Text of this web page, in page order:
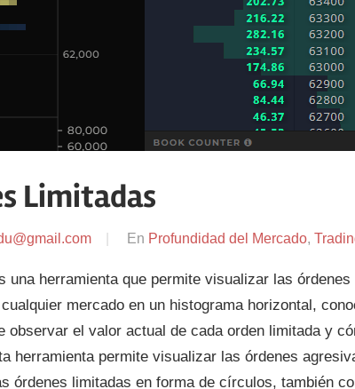
Limitadas
En Profundidad del Mercado,
una herramienta que permite visualizar las
mercado en un histograma horizontal,
observar el valor actual de cada orden limitada y
herramienta permite visualizar las órdenes
órdenes limitadas en forma de círculos, también